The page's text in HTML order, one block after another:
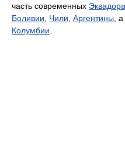
часть современных Эквадора
Боливии
Чили Аргентины ,
Колумбии